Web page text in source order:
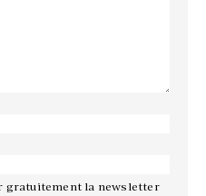
gratuitement la newsletter